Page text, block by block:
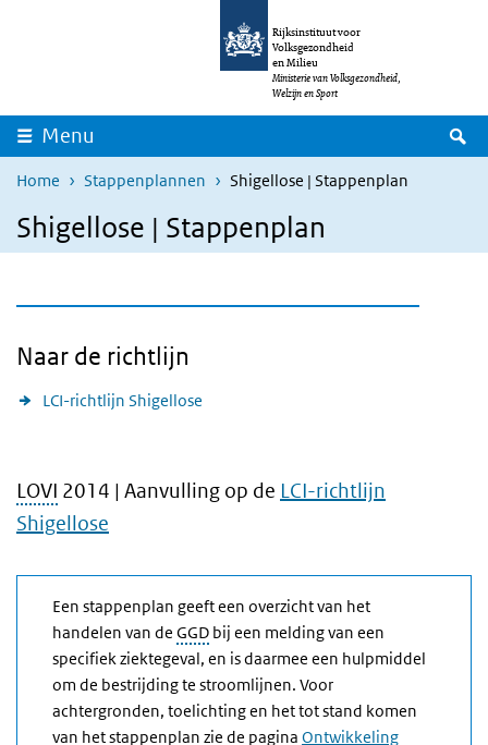
Overslaan en naar de inhoud gaan
Rijksinstituut voor
Volksgezondheid
en Milieu
Ministerie van Volksgezondheid,
Welzijn en Sport
Menu
Home Stappenplannen Shigellose | Stappenplan
Shigellose | Stappenplan
LOVI 2014 | Aanvulling op de LCI-richtlijn
Shigellose
Een stappenplan geeft een overzicht van het
handelen van de GGD bij een melding van een
specifiek ziektegeval, en is daarmee een hulpmiddel
om de bestrijding te stroomlijnen. Voor
achtergronden, toelichting en het tot stand komen
van het stappenplan zie de pagina Ontwikkeling
Naar de richtlijn
LCI-richtlijn Shigellose